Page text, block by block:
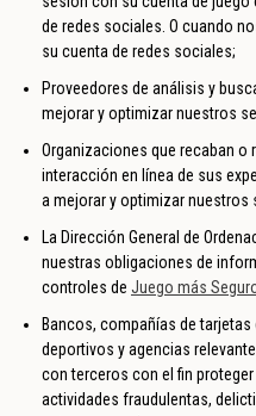
de redes sociales. O cuando
su cuenta de redes sociales;
Proveedores de análisis y
mejorar y optimizar nuestros
Organizaciones que recaban
interacción en línea de sus
a mejorar y optimizar nuestros
La Dirección General de
nuestras obligaciones de
controles de Juego más
Bancos, compañías de
deportivos y agencias
con terceros con el fin
actividades fraudulentas,